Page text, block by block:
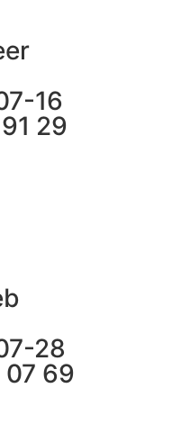
16
29
28
69